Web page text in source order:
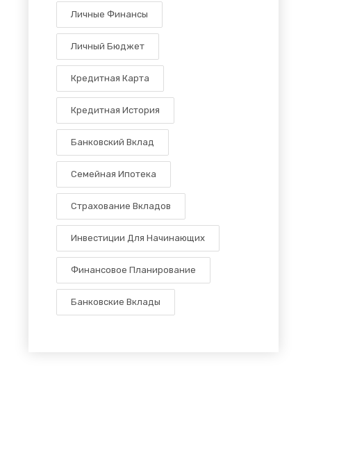
Личные Финансы
Личный Бюджет
Кредитная Карта
Кредитная История
Банковский Вклад
Семейная Ипотека
Страхование Вкладов
Инвестиции Для Начинающих
Финансовое Планирование
Банковские Вклады